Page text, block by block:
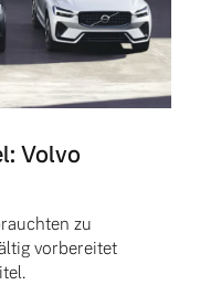
Volvo
zu
vorbereitet